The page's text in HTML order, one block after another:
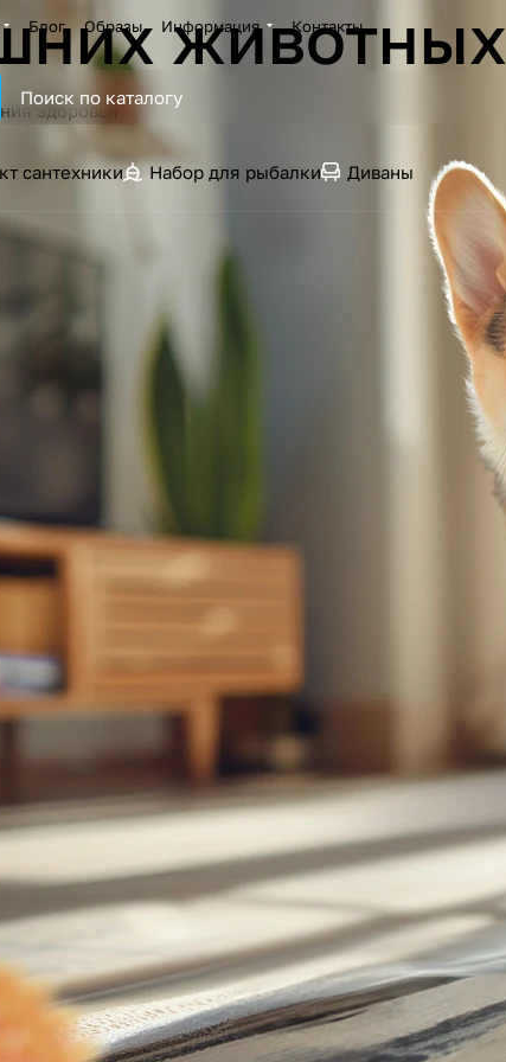
Блог Образы Информация Контакты
сантехники Набор для рыбалки Диваны
животных
здоровья